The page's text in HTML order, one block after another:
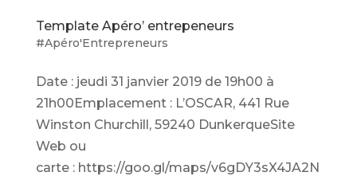
Template Apéro’ entrepeneurs
#Apéro'Entrepreneurs
Date : jeudi 31 janvier 2019 de 19h00 à
21h00Emplacement : L’OSCAR, 441 Rue
Winston Churchill, 59240 DunkerqueSite
Web ou
carte : https://goo.gl/maps/v6gDY3sX4JA2N